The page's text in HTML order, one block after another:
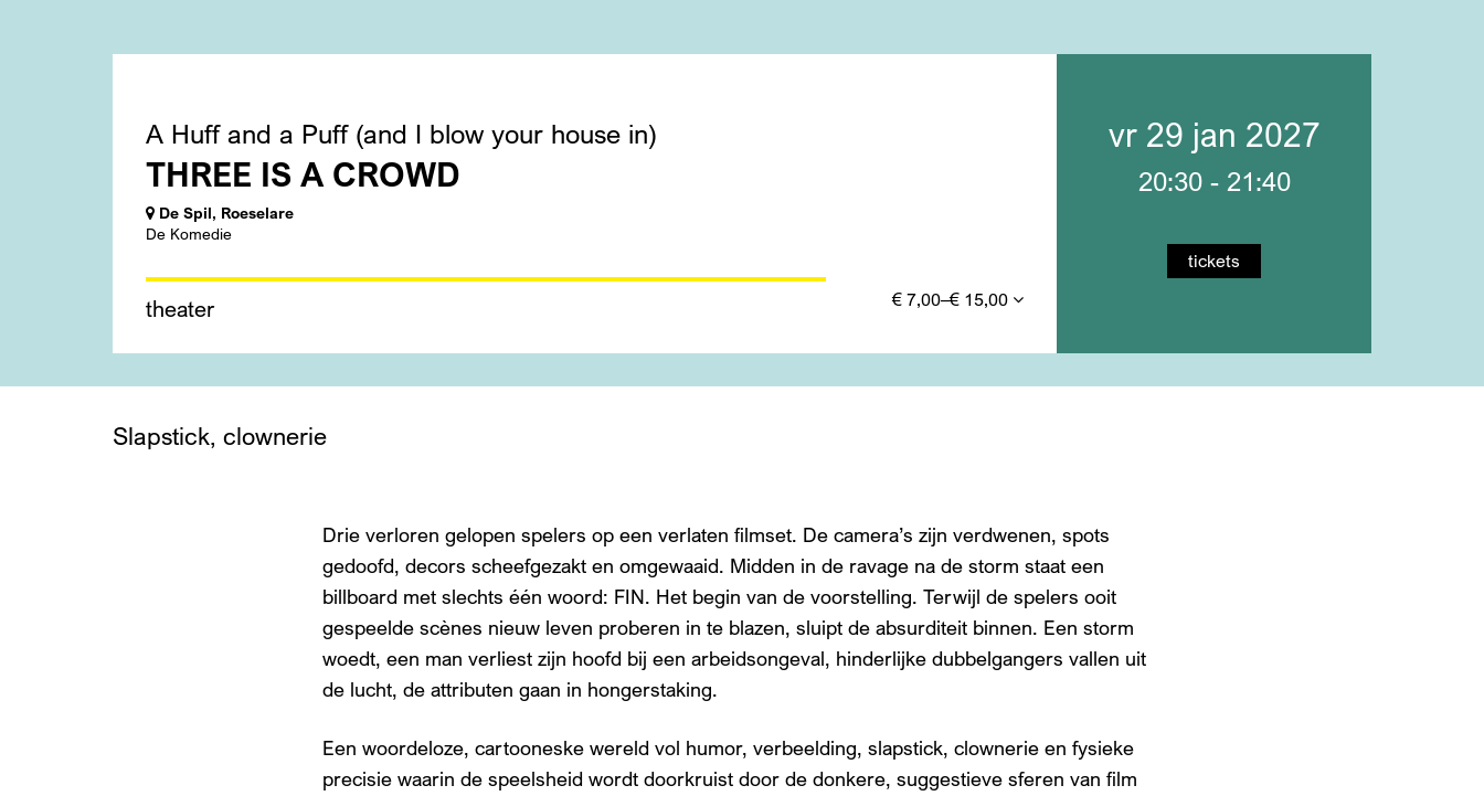
A Huff and a Puff (and I blow your house in)
THREE IS A CROWD
De Spil, Roeselare
De Komedie
theater € 7,00–€ 15,00
vr 29 jan 2027
20:30 - 21:40
tickets
Slapstick, clownerie
Drie verloren gelopen spelers op een verlaten filmset. De camera’s zijn verdwenen, spots
gedoofd, decors scheefgezakt en omgewaaid. Midden in de ravage na de storm staat een
billboard met slechts één woord: FIN. Het begin van de voorstelling. Terwijl de spelers ooit
gespeelde scènes nieuw leven proberen in te blazen, sluipt de absurditeit binnen. Een storm
woedt, een man verliest zijn hoofd bij een arbeidsongeval, hinderlijke dubbelgangers vallen uit
de lucht, de attributen gaan in hongerstaking.
Een woordeloze, cartooneske wereld vol humor, verbeelding, slapstick, clownerie en fysieke
precisie waarin de speelsheid wordt doorkruist door de donkere, suggestieve sferen van film